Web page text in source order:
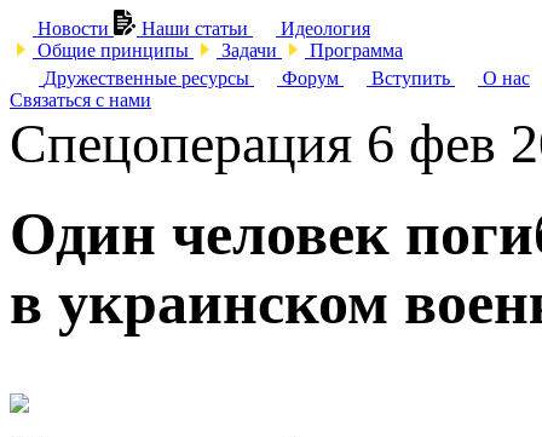
Новости Наши статьи
Идеология
Общие принципы
Задачи
Программа
Дружественные ресурсы
Форум Вступить
О нас
Связаться с нами
Спецоперация 6 фев
Один человек
в украинском